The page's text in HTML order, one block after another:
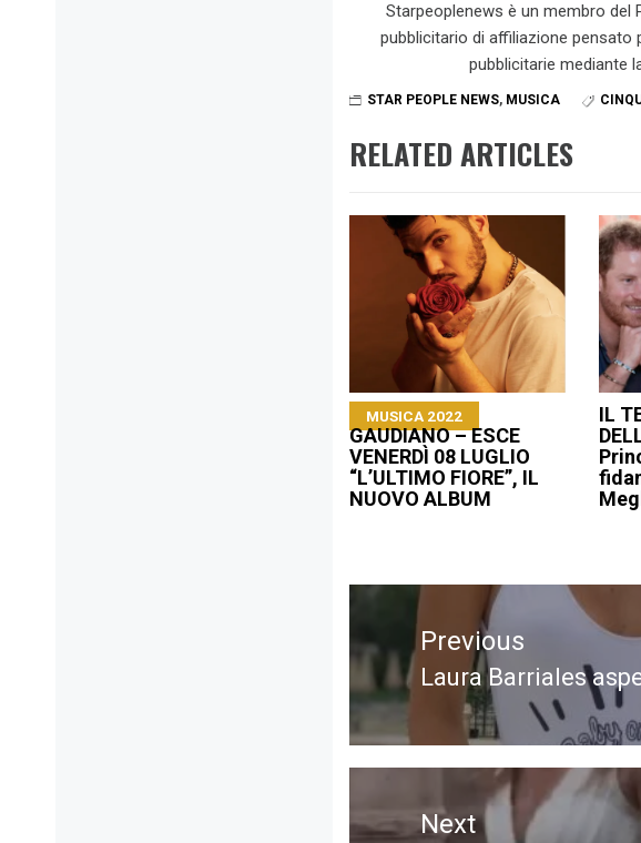
Starpeoplenews è un membro del
pubblicitario di affiliazione
pubblicitarie mediante
STAR PEOPLE NEWS, MUSICA
RELATED ARTICLES
MUSICA 2022
GAUDIANO – ESCE
VENERDÌ 08 LUGLIO
“L’ULTIMO FIORE”, IL
NUOVO ALBUM
IL
Navigazione
articoliPrevious
Previous
post:
Laura Barriales
Next